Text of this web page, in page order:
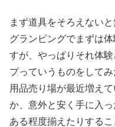
まず道具をそろえない
グランピングでまずは
すが、やっぱりそれ体
プっていうものをして
用品売り場が最近増え
か、意外と安く手に入
ある程度揃えたりする